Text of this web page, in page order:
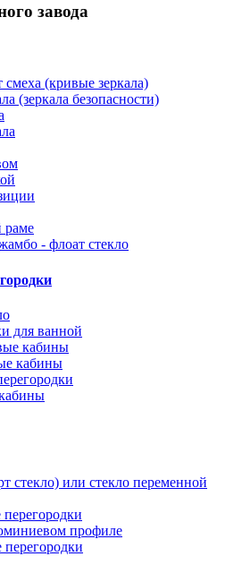
завода
смеха (кривые зеркала)
(зеркала безопасности)
раме
- флоат стекло
для ванной
кабины
кабины
стекло) или стекло переменной
профиле